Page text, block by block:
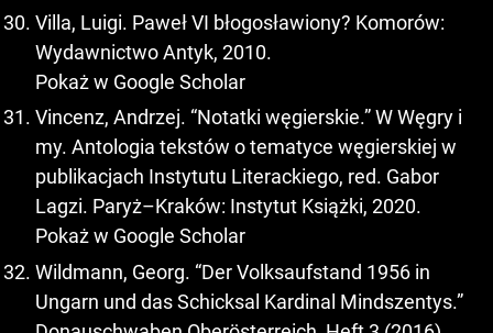
Villa, Luigi. Paweł VI błogosławiony? Komorów:
Wydawnictwo Antyk, 2010.
Pokaż w Google Scholar
Vincenz, Andrzej. “Notatki węgierskie.” W Węgry i
my. Antologia tekstów o tematyce węgierskiej w
publikacjach Instytutu Literackiego, red. Gabor
Lagzi. Paryż–Kraków: Instytut Książki, 2020.
Pokaż w Google Scholar
Wildmann, Georg. “Der Volksaufstand 1956 in
Ungarn und das Schicksal Kardinal Mindszentys.”